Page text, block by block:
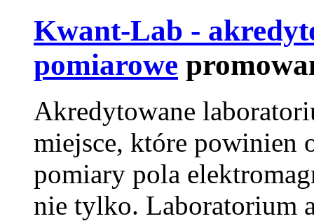
Kwant-Lab -
pomiarowe
Akredytowane
miejsce, które powinien
pomiary pola
nie tylko. Laboratorium